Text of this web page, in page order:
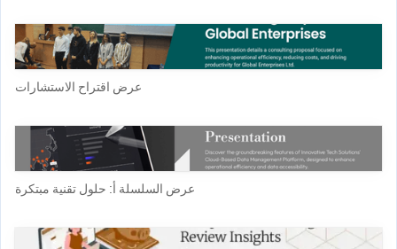
عرض اقتراح الاستشارات
عرض السلسلة أ: حلول تقنية مبتكرة